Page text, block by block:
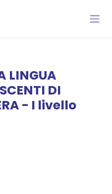
LINGUA
DI
- I livello